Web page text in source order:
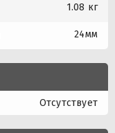
1.08 кг
24мм
Отсутствует